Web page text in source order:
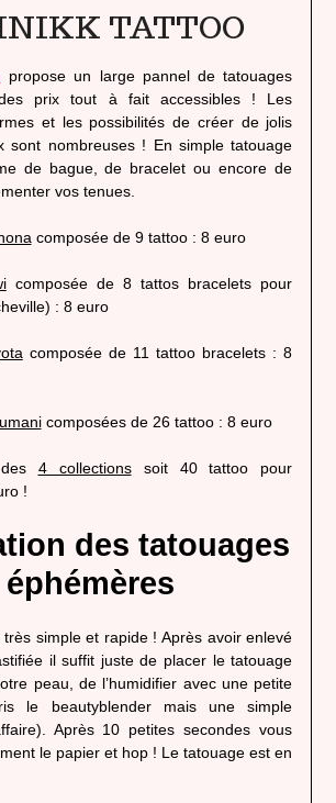
TATTOO
propose un large pannel de tatouages
prix tout à fait accessibles ! Les
et les possibilités de créer de jolis
sont nombreuses ! En simple tatouage
de bague, de bracelet ou encore de
vos tenues.
composée de 9 tattoo : 8 euro
composée de 8 tattos bracelets pour
: 8 euro
composée de 11 tattoo bracelets : 8
composées de 26 tattoo : 8 euro
4 collectionssoit 40 tattoo pour
!
des tatouages
éphémères
très simple et rapide ! Après avoir enlevé
il suffit juste de placer le tatouage
peau, de l’humidifier avec une petite
le beautyblender mais une simple
Après 10 petites secondes vous
le papier et hop ! Le tatouage est en